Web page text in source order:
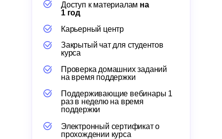
Доступ к материалам на
1 год
Карьерный центр
Закрытый чат для студентов
курса
Проверка домашних заданий
на время поддержки
Поддерживающие вебинары 1
раз в неделю на время
поддержки
Электронный сертификат о
прохождении курса